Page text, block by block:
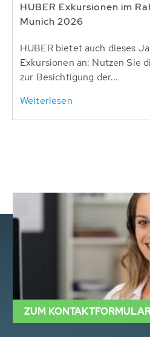
HUBER Exkursionen im
Munich 2026
HUBER bietet auch dieses
Exkursionen an: Nutzen Sie
zur Besichtigung der...
Weiterlesen
ZUM